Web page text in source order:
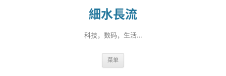
細水長流
科技，数码，生活…
菜单